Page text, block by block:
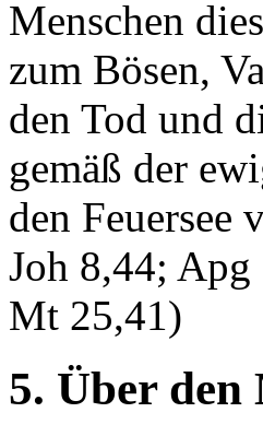
Menschen
zum Bösen,
den Tod und
gemäß der
den Feuersee
Joh 8,44;
Mt 25,41)
5. Über den